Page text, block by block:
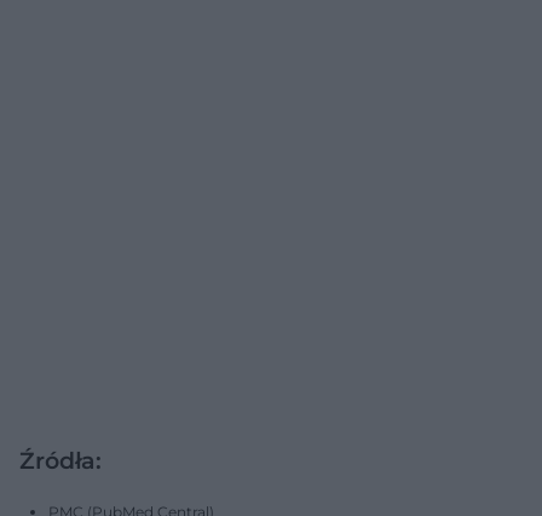
Źródła:
PMC (PubMed Central)